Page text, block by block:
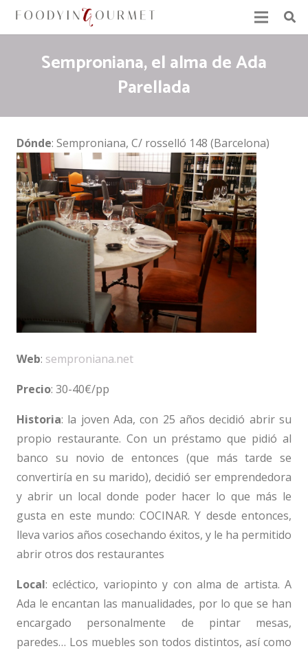
Semproniana, el alma de Ada
Parellada
Dónde: Semproniana, C/ rosselló 148 (Barcelona)
Web: semproniana.net
Precio: 30-40€/pp
Historia: la joven Ada, con 25 años decidió abrir su
propio restaurante. Con un préstamo que pidió al
banco su novio de entonces (que más tarde se
convertiría en su marido), decidió ser emprendedora
y abrir un local donde poder hacer lo que más le
gusta en este mundo: COCINAR. Y desde entonces,
lleva varios años cosechando éxitos, y le ha permitido
abrir otros dos restaurantes
Local: ecléctico, variopinto y con alma de artista. A
Ada le encantan las manualidades, por lo que se han
encargado personalmente de pintar mesas,
paredes… Los muebles son todos distintos, así como